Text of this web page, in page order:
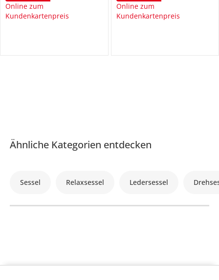
Online zum
Kundenkartenpreis
Online zum
Kundenkartenpreis
Ähnliche Kategorien entdecken
Sessel Relaxsessel Ledersessel